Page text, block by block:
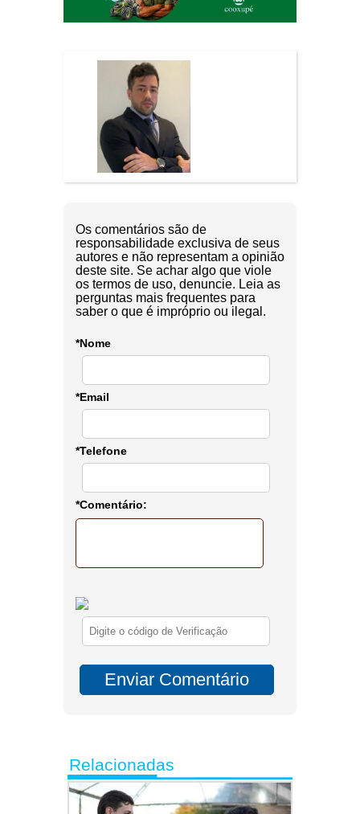
Os comentários são de
responsabilidade exclusiva de seus
autores e não representam a opinião
deste site. Se achar algo que viole
os termos de uso, denuncie. Leia as
perguntas mais frequentes para
saber o que é impróprio ou ilegal.
*Nome
*Email
*Telefone
*Comentário:
Relacionadas